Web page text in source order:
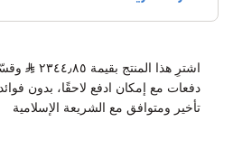
اشترِ هذا المنتج بقيمة ٢٣٤٤٫٨٥
دفعات مع إمكان ادفع لاحقًا، بدون
تأخير ومتوافق مع الشريعة الإسلامية